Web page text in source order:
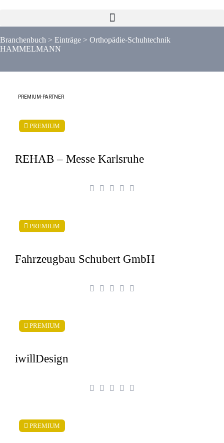
Branchenbuch > Einträge > Orthopädie-Schuhtechnik
HAMMELMANN
PREMIUM-PARTNER
PREMIUM
REHAB – Messe Karlsruhe
PREMIUM
Fahrzeugbau Schubert GmbH
PREMIUM
iwillDesign
PREMIUM